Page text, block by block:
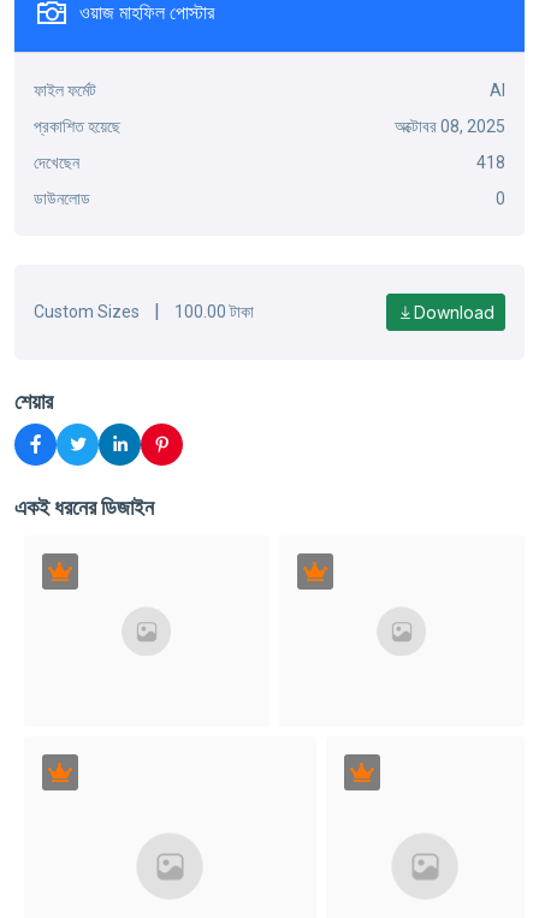
ওয়াজ মাহফিল পোস্টার
ফাইল ফর্মেট
AI
প্রকাশিত হয়েছে
অক্টোবর 08, 2025
দেখেছেন
418
ডাউনলোড
0
Custom Sizes 100.00 টাকা Download
শেয়ার
একই ধরনের ডিজাইন